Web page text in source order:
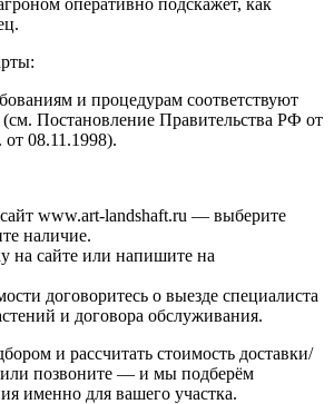
и процедурам соответствуют
Постановление Правительства РФ от
08.11.1998).
www.art-landshaft.ru — выберите
наличие.
на сайте или напишите на
договоритесь о выезде специалиста
и договора обслуживания.
и рассчитать стоимость доставки/
позвоните — и мы подберём
именно для вашего участка.